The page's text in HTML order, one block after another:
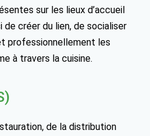
sur les lieux d’accueil
créer du lien, de socialiser
professionnellement les
à travers la cuisine.
de la distribution